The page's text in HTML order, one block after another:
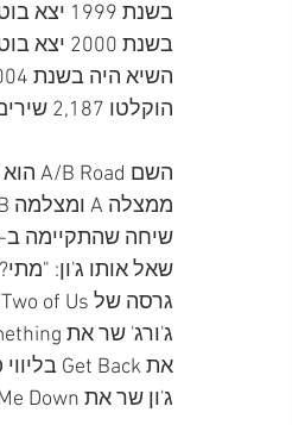
בשנת 1999 יצא בוטלג בשם The Twckinham Sessions עם שמונה תקליטורים;
בשנת 2000 יצא בוטלג בשם Thirty Days עם 17 תקליטורים בסאונד משופר;
הוקלטו 2,187 שירים וקטעי שירים במהלך הפרויקט כולו.
ממצלה A ומצלמה B. בהקלטות הללו אפשר לשמוע דברים נדירים, למשל:
שאל אותו ג'ון:
גרסה של Two of Us רק בקולו של פול כאשר הגשר בטמפו מזורז;
את Get Back בליווי פסנתר;
ג'ון שר את Don't Let Me Down כשפול וג'ורג' עושים לו קולות רקע וחוזרים אחריו על כל שורה שהוא שר.